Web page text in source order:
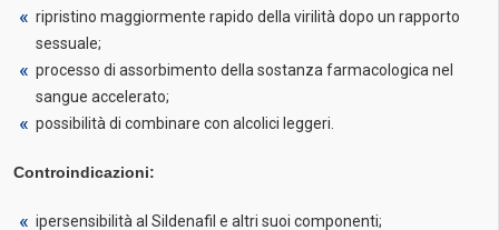
ripristino maggiormente rapido della virilità dopo un rapporto
sessuale;
processo di assorbimento della sostanza farmacologica nel
sangue accelerato;
possibilità di combinare con alcolici leggeri.
Controindicazioni:
ipersensibilità al Sildenafil e altri suoi componenti;